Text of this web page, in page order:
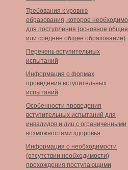
Требования к уровню
образования, которое необходимо
для поступления (основное общее
или среднее общее образование)
Перечень вступительных
испытаний
Информация о формах
проведения вступительных
испытаний
Особенности проведения
вступительных испытаний для
инвалидов и лиц с ограниченными
возможностями здоровья
Информация о необходимости
(отсутствии необходимости)
прохождения поступающими